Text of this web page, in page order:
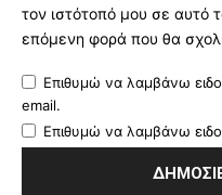
τον ιστότοπό μου σε αυτό
επόμενη φορά που θα
Επιθυμώ να λαμβάνω
email.
Επιθυμώ να λαμβάνω